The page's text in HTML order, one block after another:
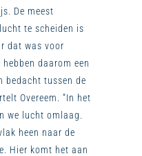
De meest
te scheiden is
dat was voor
daarom een
tussen de
Overeem. “In het
we lucht omlaag.
heen naar de
Hier komt het aan